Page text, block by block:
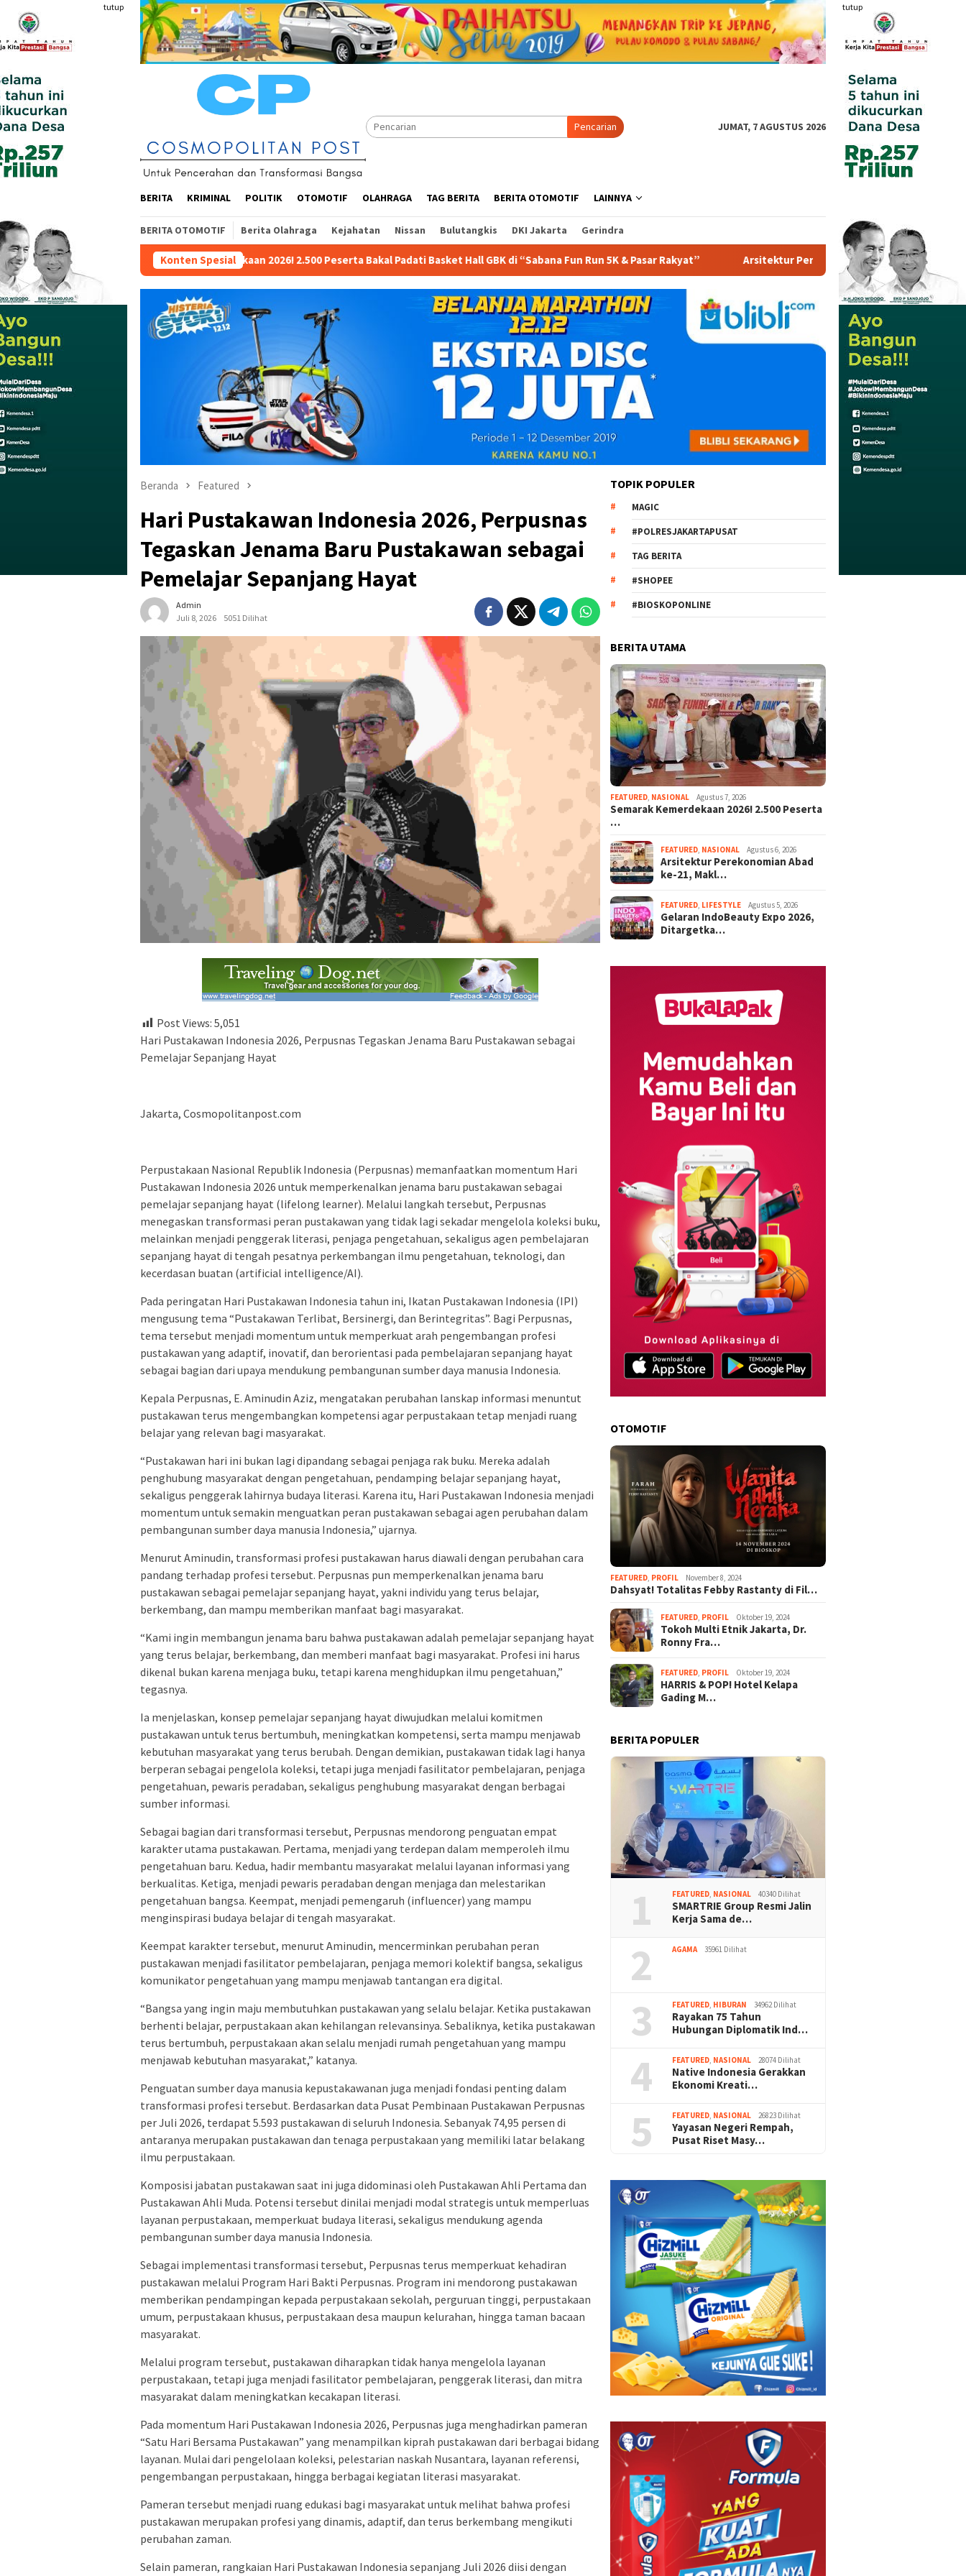
konten
tutup tutup
Pencarian JUMAT, 7 AGUSTUS 2026
BERITA KRIMINAL POLITIK OTOMOTIF OLAHRAGA TAG BERITA BERITA OTOMOTIF LAINNYA
BERITA OTOMOTIF Berita Olahraga Kejahatan Nissan Bulutangkis DKI Jakarta Gerindra
Konten Spesial
Kemerdekaan 2026! 2.500 Peserta Bakal Padati Basket Hall GBK di “Sabana Fun Run 5K & Pasar Rakyat” Arsitektur Perekonomian Abad ke-21, Maklumat Merdeka Barat, dan Jalan
Beranda Featured
Hari Pustakawan Indonesia 2026, Perpusnas
Tegaskan Jenama Baru Pustakawan sebagai
Pemelajar Sepanjang Hayat
Admin
Juli 8, 2026
5051 Dilihat
Post Views: 5,051
Hari Pustakawan Indonesia 2026, Perpusnas Tegaskan Jenama Baru Pustakawan sebagai
Pemelajar Sepanjang Hayat
Jakarta, Cosmopolitanpost.com
Perpustakaan Nasional Republik Indonesia (Perpusnas) memanfaatkan momentum Hari
Pustakawan Indonesia 2026 untuk memperkenalkan jenama baru pustakawan sebagai
pemelajar sepanjang hayat (lifelong learner). Melalui langkah tersebut, Perpusnas
menegaskan transformasi peran pustakawan yang tidak lagi sekadar mengelola koleksi buku,
melainkan menjadi penggerak literasi, penjaga pengetahuan, sekaligus agen pembelajaran
sepanjang hayat di tengah pesatnya perkembangan ilmu pengetahuan, teknologi, dan
kecerdasan buatan (artificial intelligence/AI).
Pada peringatan Hari Pustakawan Indonesia tahun ini, Ikatan Pustakawan Indonesia (IPI)
mengusung tema “Pustakawan Terlibat, Bersinergi, dan Berintegritas”. Bagi Perpusnas,
tema tersebut menjadi momentum untuk memperkuat arah pengembangan profesi
pustakawan yang adaptif, inovatif, dan berorientasi pada pembelajaran sepanjang hayat
sebagai bagian dari upaya mendukung pembangunan sumber daya manusia Indonesia.
Kepala Perpusnas, E. Aminudin Aziz, mengatakan perubahan lanskap informasi menuntut
pustakawan terus mengembangkan kompetensi agar perpustakaan tetap menjadi ruang
belajar yang relevan bagi masyarakat.
“Pustakawan hari ini bukan lagi dipandang sebagai penjaga rak buku. Mereka adalah
penghubung masyarakat dengan pengetahuan, pendamping belajar sepanjang hayat,
sekaligus penggerak lahirnya budaya literasi. Karena itu, Hari Pustakawan Indonesia menjadi
momentum untuk semakin menguatkan peran pustakawan sebagai agen perubahan dalam
pembangunan sumber daya manusia Indonesia,” ujarnya.
Menurut Aminudin, transformasi profesi pustakawan harus diawali dengan perubahan cara
pandang terhadap profesi tersebut. Perpusnas pun memperkenalkan jenama baru
pustakawan sebagai pemelajar sepanjang hayat, yakni individu yang terus belajar,
berkembang, dan mampu memberikan manfaat bagi masyarakat.
“Kami ingin membangun jenama baru bahwa pustakawan adalah pemelajar sepanjang hayat
yang terus belajar, berkembang, dan memberi manfaat bagi masyarakat. Profesi ini harus
dikenal bukan karena menjaga buku, tetapi karena menghidupkan ilmu pengetahuan,”
tegasnya.
Ia menjelaskan, konsep pemelajar sepanjang hayat diwujudkan melalui komitmen
pustakawan untuk terus bertumbuh, meningkatkan kompetensi, serta mampu menjawab
kebutuhan masyarakat yang terus berubah. Dengan demikian, pustakawan tidak lagi hanya
berperan sebagai pengelola koleksi, tetapi juga menjadi fasilitator pembelajaran, penjaga
pengetahuan, pewaris peradaban, sekaligus penghubung masyarakat dengan berbagai
sumber informasi.
Sebagai bagian dari transformasi tersebut, Perpusnas mendorong penguatan empat
karakter utama pustakawan. Pertama, menjadi yang terdepan dalam memperoleh ilmu
pengetahuan baru. Kedua, hadir membantu masyarakat melalui layanan informasi yang
berkualitas. Ketiga, menjadi pewaris peradaban dengan menjaga dan melestarikan
pengetahuan bangsa. Keempat, menjadi pemengaruh (influencer) yang mampu
menginspirasi budaya belajar di tengah masyarakat.
Keempat karakter tersebut, menurut Aminudin, mencerminkan perubahan peran
pustakawan menjadi fasilitator pembelajaran, penjaga memori kolektif bangsa, sekaligus
komunikator pengetahuan yang mampu menjawab tantangan era digital.
“Bangsa yang ingin maju membutuhkan pustakawan yang selalu belajar. Ketika pustakawan
berhenti belajar, perpustakaan akan kehilangan relevansinya. Sebaliknya, ketika pustakawan
terus bertumbuh, perpustakaan akan selalu menjadi rumah pengetahuan yang mampu
menjawab kebutuhan masyarakat,” katanya.
Penguatan sumber daya manusia kepustakawanan juga menjadi fondasi penting dalam
transformasi profesi tersebut. Berdasarkan data Pusat Pembinaan Pustakawan Perpusnas
per Juli 2026, terdapat 5.593 pustakawan di seluruh Indonesia. Sebanyak 74,95 persen di
antaranya merupakan pustakawan dan tenaga perpustakaan yang memiliki latar belakang
ilmu perpustakaan.
Komposisi jabatan pustakawan saat ini juga didominasi oleh Pustakawan Ahli Pertama dan
Pustakawan Ahli Muda. Potensi tersebut dinilai menjadi modal strategis untuk memperluas
layanan perpustakaan, memperkuat budaya literasi, sekaligus mendukung agenda
pembangunan sumber daya manusia Indonesia.
Sebagai implementasi transformasi tersebut, Perpusnas terus memperkuat kehadiran
pustakawan melalui Program Hari Bakti Perpusnas. Program ini mendorong pustakawan
memberikan pendampingan kepada perpustakaan sekolah, perguruan tinggi, perpustakaan
umum, perpustakaan khusus, perpustakaan desa maupun kelurahan, hingga taman bacaan
masyarakat.
Melalui program tersebut, pustakawan diharapkan tidak hanya mengelola layanan
perpustakaan, tetapi juga menjadi fasilitator pembelajaran, penggerak literasi, dan mitra
masyarakat dalam meningkatkan kecakapan literasi.
Pada momentum Hari Pustakawan Indonesia 2026, Perpusnas juga menghadirkan pameran
“Satu Hari Bersama Pustakawan” yang menampilkan kiprah pustakawan dari berbagai bidang
layanan. Mulai dari pengelolaan koleksi, pelestarian naskah Nusantara, layanan referensi,
pengembangan perpustakaan, hingga berbagai kegiatan literasi masyarakat.
Pameran tersebut menjadi ruang edukasi bagi masyarakat untuk melihat bahwa profesi
pustakawan merupakan profesi yang dinamis, adaptif, dan terus berkembang mengikuti
perubahan zaman.
Selain pameran, rangkaian Hari Pustakawan Indonesia sepanjang Juli 2026 diisi dengan
TOPIK POPULER
MAGIC
#POLRESJAKARTAPUSAT
TAG BERITA
#SHOPEE
#BIOSKOPONLINE
BERITA UTAMA
FEATURED, NASIONAL Agustus 7, 2026
Semarak Kemerdekaan 2026! 2.500 Peserta
…
FEATURED, NASIONAL Agustus 6, 2026
Arsitektur Perekonomian Abad
ke-21, Makl…
FEATURED, LIFESTYLE Agustus 5, 2026
Gelaran IndoBeauty Expo 2026,
Ditargetka…
OTOMOTIF
FEATURED, PROFIL November 8, 2024
Dahsyat! Totalitas Febby Rastanty di Fil…
FEATURED, PROFIL Oktober 19, 2024
Tokoh Multi Etnik Jakarta, Dr.
Ronny Fra…
FEATURED, PROFIL Oktober 19, 2024
HARRIS & POP! Hotel Kelapa
Gading M…
BERITA POPULER
1 FEATURED, NASIONAL 40340 Dilihat
SMARTRIE Group Resmi Jalin
Kerja Sama de…
2 AGAMA 35961 Dilihat
3 FEATURED, HIBURAN 34962 Dilihat
Rayakan 75 Tahun
Hubungan Diplomatik Ind…
4 FEATURED, NASIONAL 28074 Dilihat
Native Indonesia Gerakkan
Ekonomi Kreati…
5 FEATURED, NASIONAL 26823 Dilihat
Yayasan Negeri Rempah,
Pusat Riset Masy…